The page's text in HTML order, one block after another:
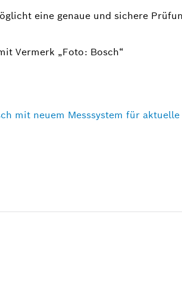
eine genaue und sichere
Vermerk „Foto: Bosch“
mit neuem Messsystem für